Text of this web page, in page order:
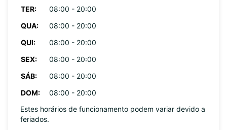
TER:
08:00 - 20:00
QUA:
08:00 - 20:00
QUI:
08:00 - 20:00
SEX:
08:00 - 20:00
SÁB:
08:00 - 20:00
DOM:
08:00 - 20:00
Estes horários de funcionamento podem variar devido a
feriados.